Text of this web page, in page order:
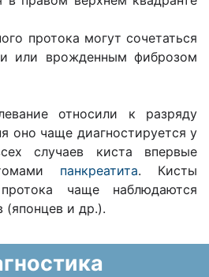
протока могут сочетаться
или врожденным фиброзом
относили к разряду
оно чаще диагностируется у
случаев киста впервые
панкреатита. Кисты
чаще наблюдаются
(японцев и др.).